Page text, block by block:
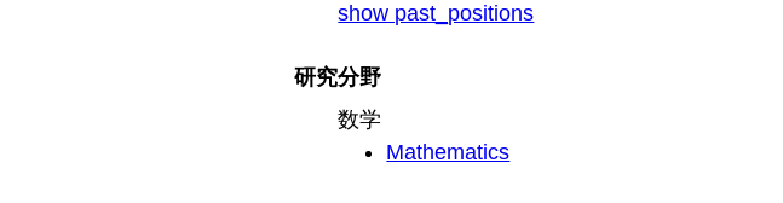
show past_positions
研究分野
数学
Mathematics